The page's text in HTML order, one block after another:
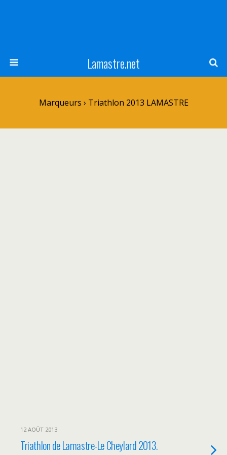
Lamastre.net
Marqueurs › Triathlon 2013 LAMASTRE
12 AOÛT 2013
Triathlon de Lamastre-Le Cheylard 2013.